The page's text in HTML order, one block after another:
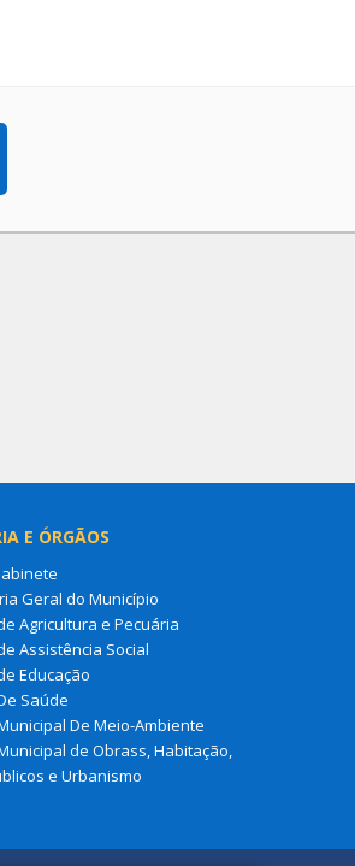
E ÓRGÃOS
Geral do Município
Agricultura e Pecuária
Assistência Social
Educação
Saúde
De Meio-Ambiente
de Obrass, Habitação,
e Urbanismo